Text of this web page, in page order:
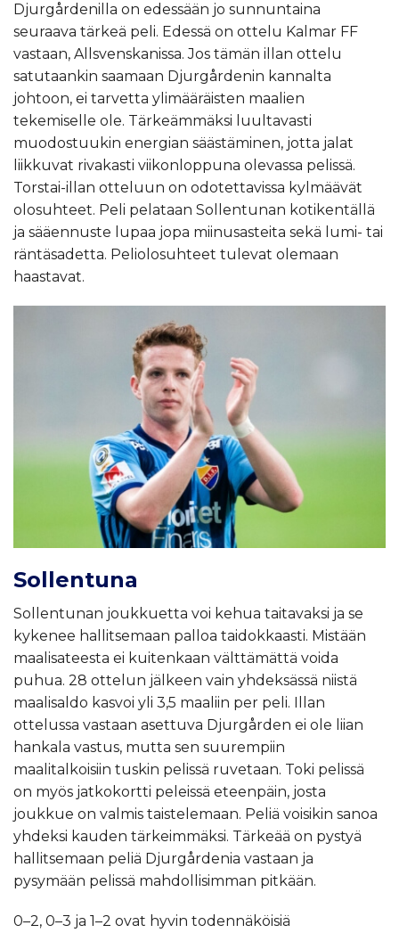
Djurgårdenilla on edessään jo sunnuntaina
seuraava tärkeä peli. Edessä on ottelu Kalmar FF
vastaan, Allsvenskanissa. Jos tämän illan ottelu
satutaankin saamaan Djurgårdenin kannalta
johtoon, ei tarvetta ylimääräisten maalien
tekemiselle ole. Tärkeämmäksi luultavasti
muodostuukin energian säästäminen, jotta jalat
liikkuvat rivakasti viikonloppuna olevassa pelissä.
Torstai-illan otteluun on odotettavissa kylmäävät
olosuhteet. Peli pelataan Sollentunan kotikentällä
ja sääennuste lupaa jopa miinusasteita sekä lumi- tai
räntäsadetta. Peliolosuhteet tulevat olemaan
haastavat.
Sollentuna
Sollentunan joukkuetta voi kehua taitavaksi ja se
kykenee hallitsemaan palloa taidokkaasti. Mistään
maalisateesta ei kuitenkaan välttämättä voida
puhua. 28 ottelun jälkeen vain yhdeksässä niistä
maalisaldo kasvoi yli 3,5 maaliin per peli. Illan
ottelussa vastaan asettuva Djurgården ei ole liian
hankala vastus, mutta sen suurempiin
maalitalkoisiin tuskin pelissä ruvetaan. Toki pelissä
on myös jatkokortti peleissä eteenpäin, josta
joukkue on valmis taistelemaan. Peliä voisikin sanoa
yhdeksi kauden tärkeimmäksi. Tärkeää on pystyä
hallitsemaan peliä Djurgårdenia vastaan ja
pysymään pelissä mahdollisimman pitkään.
0–2, 0–3 ja 1–2 ovat hyvin todennäköisiä